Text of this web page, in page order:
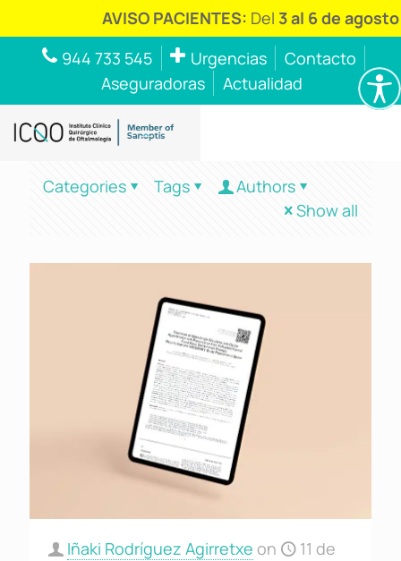
AVISO PACIENTES:Del3 al 6 de agosto
944 733 545
Urgencias
Contacto
Aseguradoras
Actualidad
Categories Tags
Authors
Show all
Iñaki Rodríguez Agirretxe on
11 de